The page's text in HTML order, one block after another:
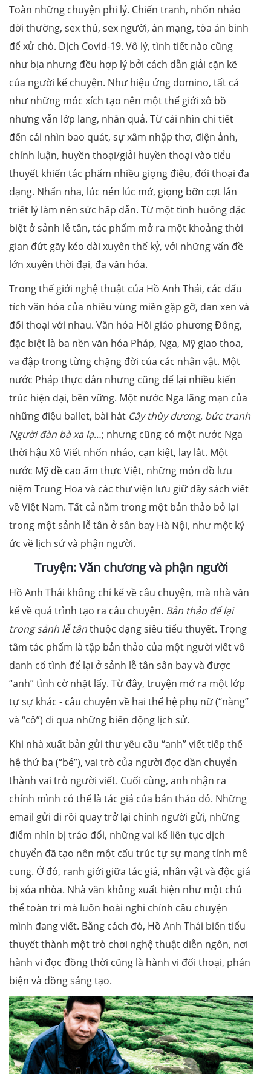
Toàn những chuyện phi lý. Chiến tranh, nhốn nháo
đời thường, sex thú, sex người, án mạng, tòa án binh
để xử chó. Dịch Covid-19. Vô lý, tình tiết nào cũng
như bịa nhưng đều hợp lý bởi cách dẫn giải cặn kẽ
của người kể chuyện. Như hiệu ứng domino, tất cả
như những móc xích tạo nên một thế giới xô bồ
nhưng vẫn lớp lang, nhân quả. Từ cái nhìn chi tiết
đến cái nhìn bao quát, sự xâm nhập thơ, điện ảnh,
chính luận, huyền thoại/giải huyền thoại vào tiểu
thuyết khiến tác phẩm nhiều giọng điệu, đối thoại đa
dạng. Nhẩn nha, lúc nén lúc mở, giọng bỡn cợt lẫn
triết lý làm nên sức hấp dẫn. Từ một tình huống đặc
biệt ở sảnh lễ tân, tác phẩm mở ra một khoảng thời
gian đứt gãy kéo dài xuyên thế kỷ, với những vấn đề
lớn xuyên thời đại, đa văn hóa.
Trong thế giới nghệ thuật của Hồ Anh Thái, các dấu
tích văn hóa của nhiều vùng miền gặp gỡ, đan xen và
đối thoại với nhau. Văn hóa Hồi giáo phương Đông,
đặc biệt là ba nền văn hóa Pháp, Nga, Mỹ giao thoa,
va đập trong từng chặng đời của các nhân vật. Một
nước Pháp thực dân nhưng cũng để lại nhiều kiến
trúc hiện đại, bền vững. Một nước Nga lãng mạn của
những điệu ballet, bài hát Cây thùy dương, bức tranh
Người đàn bà xa lạ…; nhưng cũng có một nước Nga
thời hậu Xô Viết nhốn nháo, cạn kiệt, lay lắt. Một
nước Mỹ đề cao ẩm thực Việt, những món đồ lưu
niệm Trung Hoa và các thư viện lưu giữ đầy sách viết
về Việt Nam. Tất cả nằm trong một bản thảo bỏ lại
trong một sảnh lễ tân ở sân bay Hà Nội, như một ký
ức về lịch sử và phận người.
Truyện: Văn chương và phận người
Hồ Anh Thái không chỉ kể về câu chuyện, mà nhà văn
kể về quá trình tạo ra câu chuyện. Bản thảo để lại
trong sảnh lễ tânthuộc dạng siêu tiểu thuyết. Trọng
tâm tác phẩm là tập bản thảo của một người viết vô
danh cố tình để lại ở sảnh lễ tân sân bay và được
“anh” tình cờ nhặt lấy. Từ đây, truyện mở ra một lớp
tự sự khác - câu chuyện về hai thế hệ phụ nữ (“nàng”
và “cô”) đi qua những biến động lịch sử.
Khi nhà xuất bản gửi thư yêu cầu “anh” viết tiếp thế
hệ thứ ba (“bé”), vai trò của người đọc dần chuyển
thành vai trò người viết. Cuối cùng, anh nhận ra
chính mình có thể là tác giả của bản thảo đó. Những
email gửi đi rồi quay trở lại chính người gửi, những
điểm nhìn bị tráo đổi, những vai kể liên tục dịch
chuyển đã tạo nên một cấu trúc tự sự mang tính mê
cung. Ở đó, ranh giới giữa tác giả, nhân vật và độc giả
bị xóa nhòa. Nhà văn không xuất hiện như một chủ
thể toàn tri mà luôn hoài nghi chính câu chuyện
mình đang viết. Bằng cách đó, Hồ Anh Thái biến tiểu
thuyết thành một trò chơi nghệ thuật diễn ngôn, nơi
hành vi đọc đồng thời cũng là hành vi đối thoại, phản
biện và đồng sáng tạo.